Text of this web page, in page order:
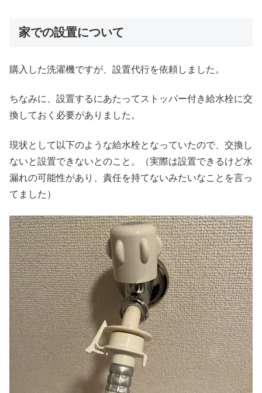
家での設置について
購入した洗濯機ですが、設置代行を依頼しました。
ちなみに、設置するにあたってストッパー付き給水栓に交
換しておく必要がありました。
現状として以下のような給水栓となっていたので、交換し
ないと設置できないとのこと。（実際は設置できるけど水
漏れの可能性があり、責任を持てないみたいなことを言っ
てました）